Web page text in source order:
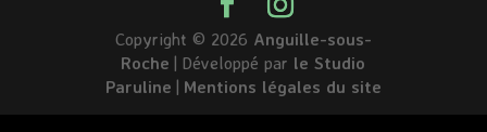
Copyright © 2026 Anguille-sous-
Roche | Développé par le Studio
Paruline | Mentions légales du site